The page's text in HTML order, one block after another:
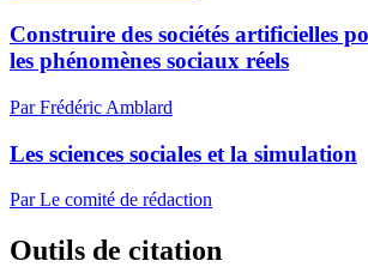
Construire des sociétés artificielles
les phénomènes sociaux réels
Par Frédéric Amblard
Les sciences sociales et la simulation
Par Le comité de rédaction
Outils de citation